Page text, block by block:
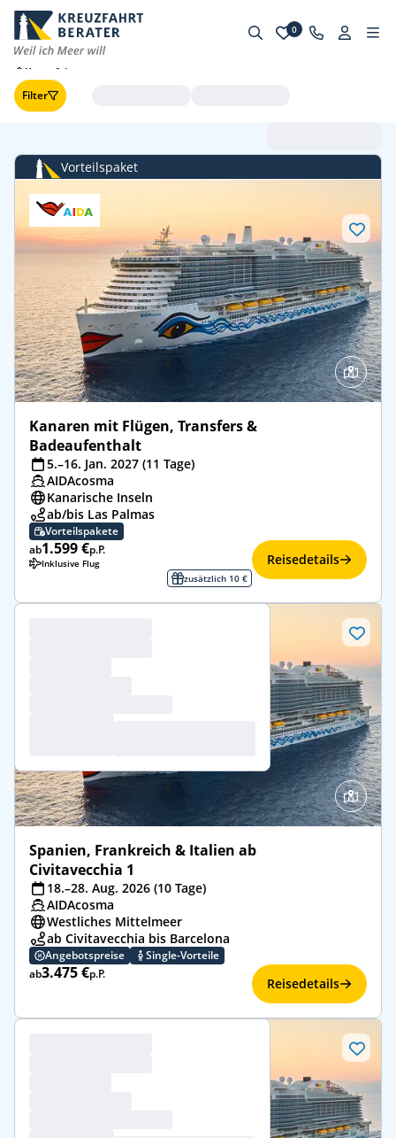
0
Kreuzfahrten
Filter
Vorteilspaket
Kanaren mit Flügen, Transfers &
Badeaufenthalt
5.–16. Jan. 2027 (11 Tage)
AIDAcosma
Kanarische Inseln
ab/bis Las Palmas
Vorteilspakete
ab1.599 €p.P.
Inklusive Flug
zusätzlich 10 €
Reisedetails
Spanien, Frankreich & Italien ab
Civitavecchia 1
18.–28. Aug. 2026 (10 Tage)
AIDAcosma
Westliches Mittelmeer
ab Civitavecchia bis Barcelona
Angebotspreise
Single-Vorteile
ab3.475 €p.P.
Reisedetails